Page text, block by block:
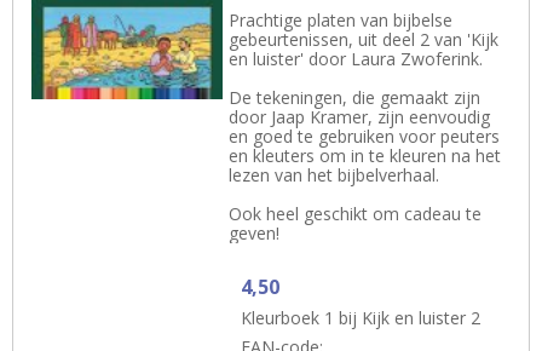
Prachtige platen van bijbelse
gebeurtenissen, uit deel 2 van 'Kijk
en luister' door Laura Zwoferink.
De tekeningen, die gemaakt zijn
door Jaap Kramer, zijn eenvoudig
en goed te gebruiken voor peuters
en kleuters om in te kleuren na het
lezen van het bijbelverhaal.
Ook heel geschikt om cadeau te
geven!
4,50
Kleurboek 1 bij Kijk en luister 2